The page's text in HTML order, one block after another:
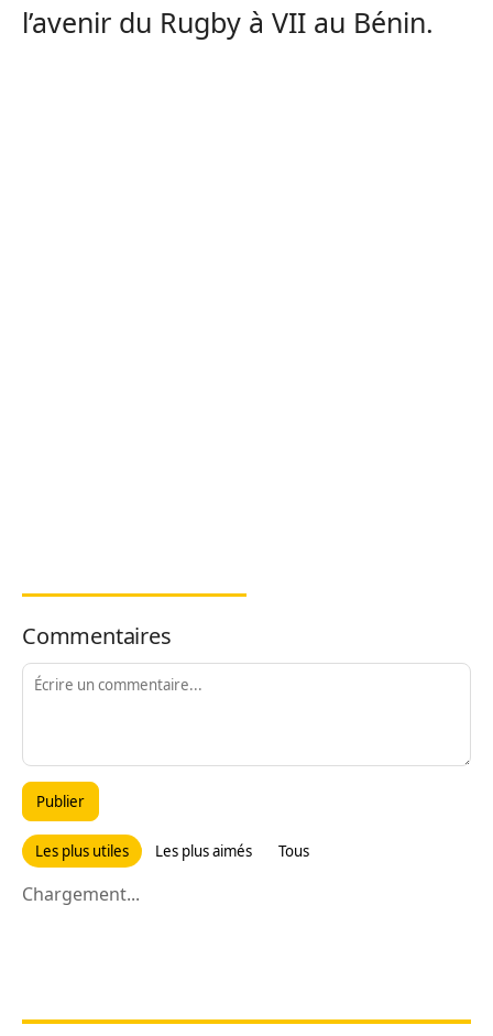
l’avenir du Rugby à VII au Bénin.
Commentaires
Publier
Les plus utiles Les plus aimés Tous
Chargement...